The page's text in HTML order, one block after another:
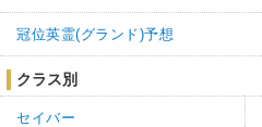
冠位英霊(グランド)予想
クラス別
セイバー